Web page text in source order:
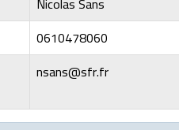
0610478060
nsans@sfr.fr